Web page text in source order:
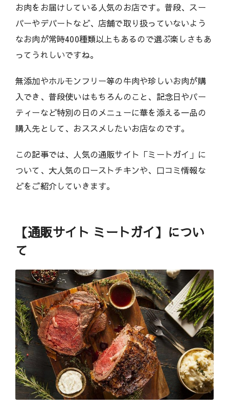
お肉をお届けしている人気のお店です。普段、スー
パーやデパートなど、店舗で取り扱っていないよう
なお肉が常時400種類以上もあるので選ぶ楽しさもあ
ってうれしいですね。
無添加やホルモンフリー等の牛肉や珍しいお肉が購
入でき、普段使いはもちろんのこと、記念日やパー
ティーなど特別の日のメニューに華を添える一品の
購入先として、おススメしたいお店なのです。
この記事では、人気の通販サイト「ミートガイ」に
ついて、大人気のローストチキンや、口コミ情報な
どをご紹介していきます。
【通販サイト ミートガイ】につい
て